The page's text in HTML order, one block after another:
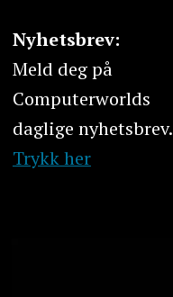
Nyhetsbrev:
Meld deg på
Computerworlds
daglige nyhetsbrev.
Trykk her